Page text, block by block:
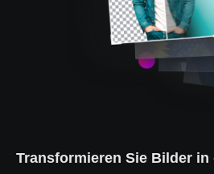
Transformieren Sie Bilder in